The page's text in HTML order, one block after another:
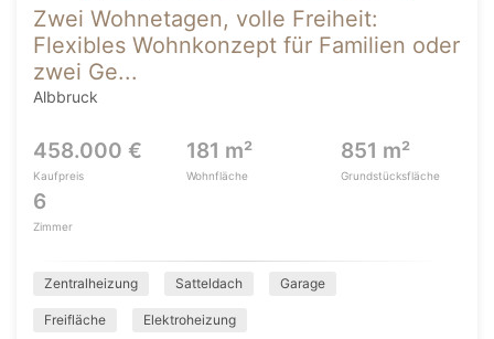
Zwei Wohnetagen, volle Freiheit:
Flexibles Wohnkonzept für Familien oder
zwei Ge...
Albbruck
458.000 €
Kaufpreis
181 m²
Wohnfläche
851 m²
Grundstücksfläche
6
Zimmer
Zentralheizung Satteldach Garage
Freifläche Elektroheizung